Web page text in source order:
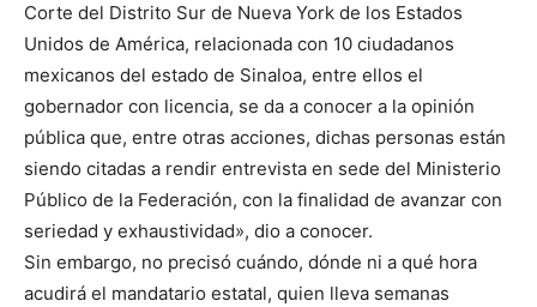
Corte del Distrito Sur de Nueva York de los Estados
Unidos de América, relacionada con 10 ciudadanos
mexicanos del estado de Sinaloa, entre ellos el
gobernador con licencia, se da a conocer a la opinión
pública que, entre otras acciones, dichas personas están
siendo citadas a rendir entrevista en sede del Ministerio
Público de la Federación, con la finalidad de avanzar con
seriedad y exhaustividad», dio a conocer.
Sin embargo, no precisó cuándo, dónde ni a qué hora
acudirá el mandatario estatal, quien lleva semanas